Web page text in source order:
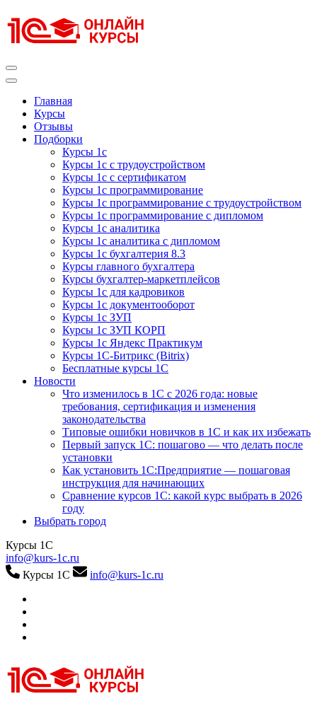
к
содержимому
Главная
Курсы
Отзывы
Подборки
Курсы 1с
Курсы 1с с трудоустройством
Курсы 1с с сертификатом
Курсы 1с программирование
Курсы 1с программирование с трудоустройством
Курсы 1с программирование с дипломом
Курсы 1с аналитика
Курсы 1с аналитика с дипломом
Курсы 1с бухгалтерия 8.3
Курсы главного бухгалтера
Курсы бухгалтер-маркетплейсов
Курсы 1с для кадровиков
Курсы 1с документооборот
Курсы 1с ЗУП
Курсы 1с ЗУП КОРП
Курсы 1с Яндекс Практикум
Курсы 1С-Битрикс (Bitrix)
Бесплатные курсы 1С
Новости
Что изменилось в 1С с 2026 года: новые
требования, сертификация и изменения
законодательства
Типовые ошибки новичков в 1С и как их избежать
Первый запуск 1С: пошагово — что делать после
установки
Как установить 1С:Предприятие — пошаговая
инструкция для начинающих
Сравнение курсов 1С: какой курс выбрать в 2026
году
Выбрать город
Курсы 1С
info@kurs-1c.ru
Курсы 1С
info@kurs-1c.ru